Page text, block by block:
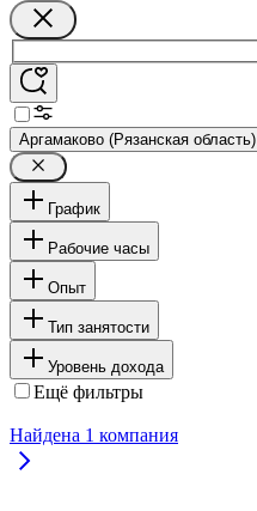
Аргамаково (Рязанская область)
График
Рабочие часы
Опыт
Тип занятости
Уровень дохода
Ещё фильтры
Найдена 1 компания